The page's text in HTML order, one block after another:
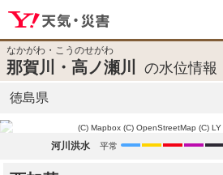
なかがわ・こうのせがわ
那賀川・高ノ瀬川 の水位情報
徳島県
(C) Mapbox (C) OpenStreetMap (C)
河川洪水 平常